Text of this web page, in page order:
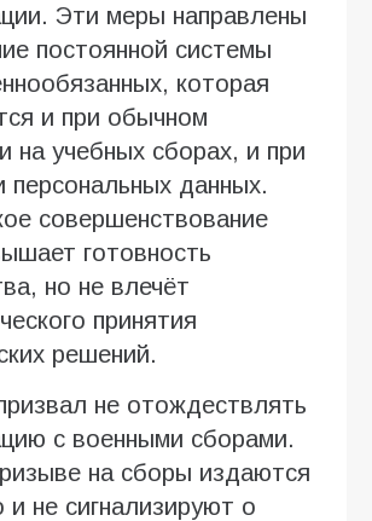
Эти меры направлены
постоянной системы
которая
и при обычном
на учебных сборах, и при
персональных данных.
совершенствование
готовность
но не влечёт
принятия
решений.
не отождествлять
с военными сборами.
на сборы издаются
и не сигнализируют о